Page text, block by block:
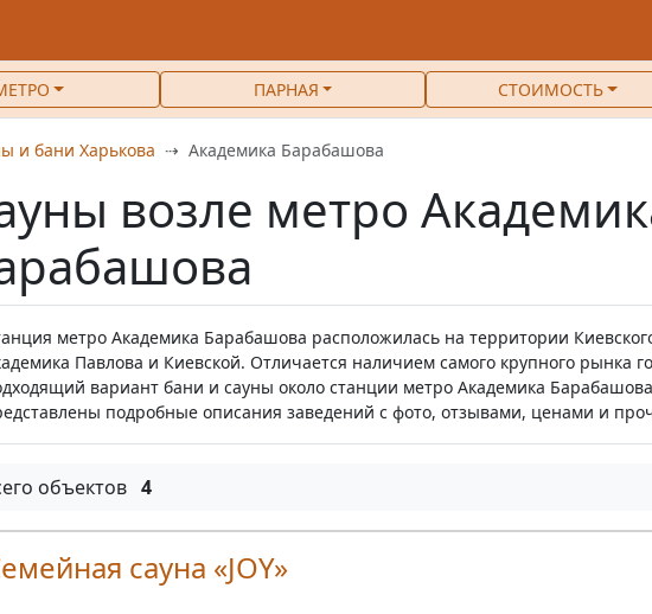
ПАРНАЯ СТОИМОСТЬ
и бани Харькова Академика Барабашова
возле метро
метро Академика Барабашова расположилась на территории
Павлова и Киевской. Отличается наличием самого крупного рынка
вариант бани и сауны около станции метро Академика
подробные описания заведений с фото, отзывами, ценами и
объектов 4
сауна «JOY»